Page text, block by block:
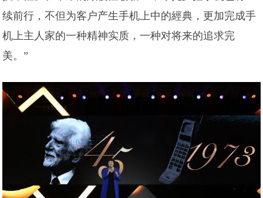
续前行，不但为客户产生手机上中的經典，更加完成手
机上主人家的一种精神实质，一种对将来的追求完
美。”